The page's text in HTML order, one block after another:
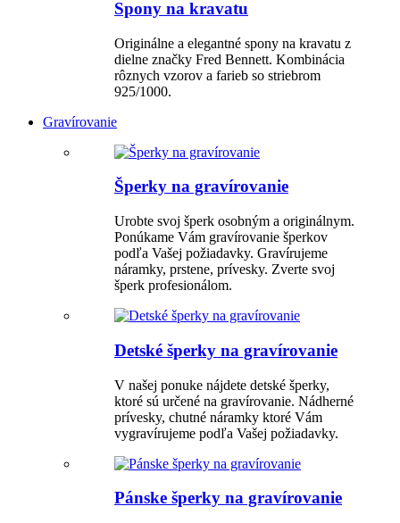
Spony na kravatu
Originálne a elegantné spony na kravatu z
dielne značky Fred Bennett. Kombinácia
rôznych vzorov a farieb so striebrom
925/1000.
Gravírovanie
Šperky na gravírovanie
Urobte svoj šperk osobným a originálnym.
Ponúkame Vám gravírovanie šperkov
podľa Vašej požiadavky. Gravírujeme
náramky, prstene, prívesky. Zverte svoj
šperk profesionálom.
Detské šperky na gravírovanie
V našej ponuke nájdete detské šperky,
ktoré sú určené na gravírovanie. Nádherné
prívesky, chutné náramky ktoré Vám
vygravírujeme podľa Vašej požiadavky.
Pánske šperky na gravírovanie